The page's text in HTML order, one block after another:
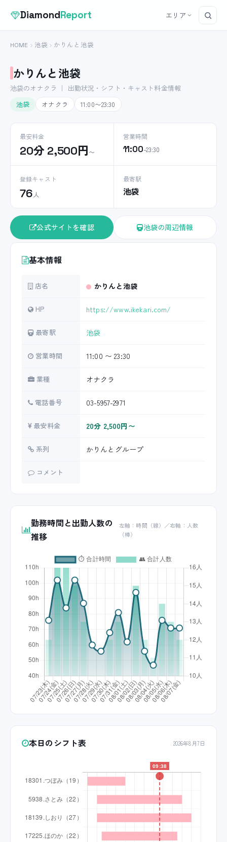
DiamondReport エリア
HOME 池袋 かりんと池袋
かりんと池袋
池袋のオナクラ ｜ 出勤状況・シフト・キャスト料金情報
池袋
オナクラ 11:00〜23:30
最安料金
20分 2,500円〜
営業時間
11:00–23:30
登録キャスト
76 人
最寄駅
池袋
公式サイトを確認 池袋の周辺情報
基本情報
店名 かりんと池袋
HP https://www.ikekari.com/
最寄駅 池袋
営業時間 11:00 〜 23:30
業種 オナクラ
電話番号 03-5957-2971
最安料金 20分 2,500円〜
系列 かりんとグループ
コメント
勤務時間と出勤人数の
推移
左軸：時間（線）／右軸：人数
（棒）
本日のシフト表 2026年8月7日